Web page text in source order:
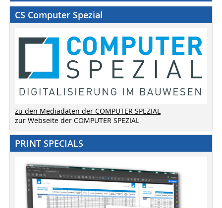
CS Computer Spezial
zu den Mediadaten der COMPUTER SPEZIAL
zur Webseite der COMPUTER SPEZIAL
PRINT SPECIALS